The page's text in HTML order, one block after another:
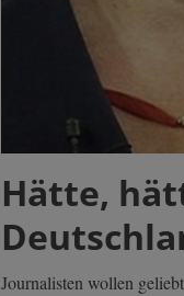
Hätte,
Journalisten wollen